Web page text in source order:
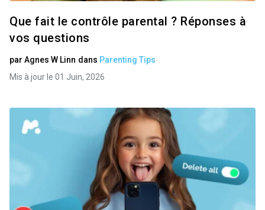
Que fait le contrôle parental ? Réponses à
vos questions
par Agnes W Linn dans Parenting Tips
Mis à jour le 01 Juin, 2026